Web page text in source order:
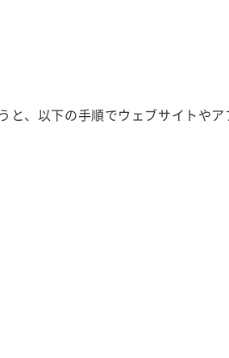
、以下の手順でウェブサイトやア